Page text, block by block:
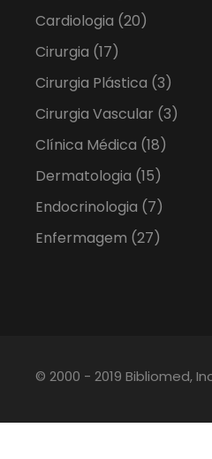
Cardiologia (20)
Cirurgia (17)
Cirurgia Plástica (3)
Cirurgia Vascular (3)
Clínica Médica (18)
Dermatologia (15)
Endocrinologia (7)
Enfermagem (27)
© 2000 - 2019 Bibliomed,